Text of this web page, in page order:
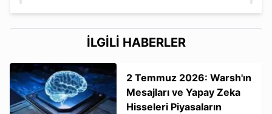
İLGİLİ HABERLER
2 Temmuz 2026: Warsh'ın
Mesajları ve Yapay Zeka
Hisseleri Piyasaların